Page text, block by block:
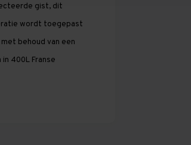
gist, dit
wordt toegepast
behoud van een
400L Franse